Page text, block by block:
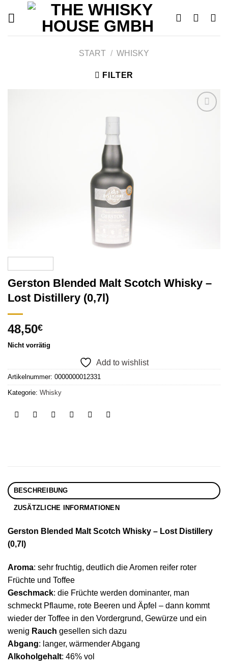
START / WHISKY
FILTER
Gerston Blended Malt Scotch Whisky –
Lost Distillery (0,7l)
48,50€
Nicht vorrätig
Add to wishlist
Artikelnummer: 0000000012331
Kategorie: Whisky
BESCHREIBUNG
ZUSÄTZLICHE INFORMATIONEN
Gerston Blended Malt Scotch Whisky – Lost Distillery
(0,7l)
Aroma: sehr fruchtig, deutlich die Aromen reifer roter
Früchte und Toffee
Geschmack: die Früchte werden dominanter, man
schmeckt Pflaume, rote Beeren und Äpfel – dann kommt
wieder der Toffee in den Vordergrund, Gewürze und ein
wenig Rauch gesellen sich dazu
Abgang: langer, wärmender Abgang
Alkoholgehalt: 46% vol